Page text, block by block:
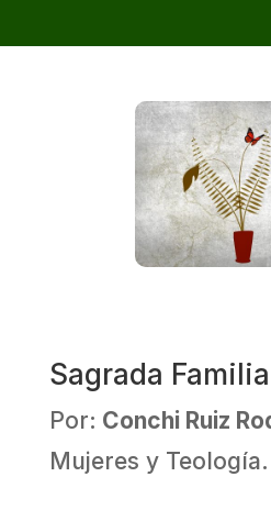
Sagrada
Por: Conchi Ruiz
Mujeres y